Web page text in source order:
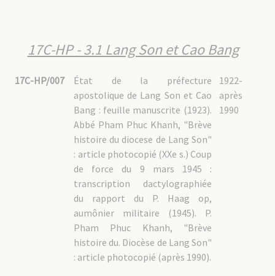
17C-HP - 3.1 Lang Son et Cao Bang
17C-HP/007
1922-
après
1990
État de la préfecture
apostolique de Lang Son et Cao
Bang : feuille manuscrite (1923).
Abbé Pham Phuc Khanh, "Brève
histoire du diocese de Lang Son"
: article photocopié (XXe s.) Coup
de force du 9 mars 1945 :
transcription dactylographiée
du rapport du P. Haag op,
aumônier militaire (1945). P.
Pham Phuc Khanh, "Brève
histoire du. Diocèse de Lang Son"
: article photocopié (après 1990).